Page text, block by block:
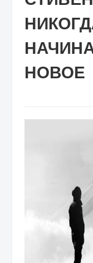
НОВОЕ